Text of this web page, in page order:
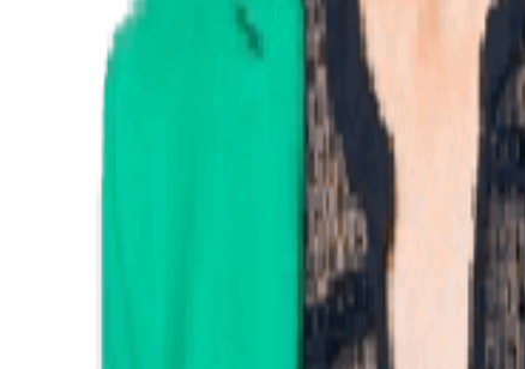
sur les loisirs, les voyages, la culture et bien plus encore grâce à
pour gérer votre activité en toute autonomie, directement intégrées à